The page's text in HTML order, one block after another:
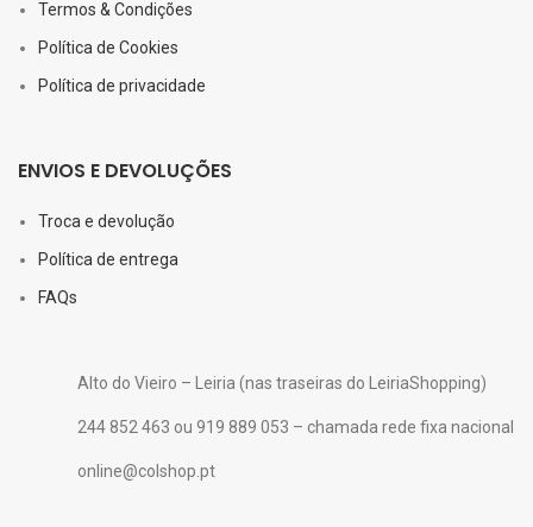
Termos & Condições
Política de Cookies
Política de privacidade
ENVIOS E DEVOLUÇÕES
Troca e devolução
Política de entrega
FAQs
Alto do Vieiro – Leiria (nas traseiras do LeiriaShopping)
244 852 463 ou 919 889 053 – chamada rede fixa nacional
online@colshop.pt